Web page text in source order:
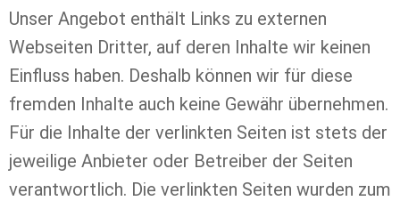
Unser Angebot enthält Links zu externen
Webseiten Dritter, auf deren Inhalte wir keinen
Einfluss haben. Deshalb können wir für diese
fremden Inhalte auch keine Gewähr übernehmen.
Für die Inhalte der verlinkten Seiten ist stets der
jeweilige Anbieter oder Betreiber der Seiten
verantwortlich. Die verlinkten Seiten wurden zum